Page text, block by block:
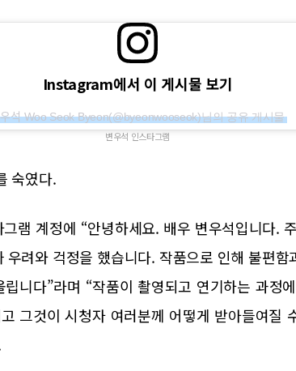
Instagram에서 이 게시물 보기
Woo Seok Byeon(@byeonwooseok)님의 공유 게시물
변우석 인스타그램
숙였다.
램 계정에 “안녕하세요. 배우 변우석입니다.
려와 걱정을 했습니다. 작품으로 인해 불편함
니다”라며 “작품이 촬영되고 연기하는 과정
그것이 시청자 여러분께 어떻게 받아들여질